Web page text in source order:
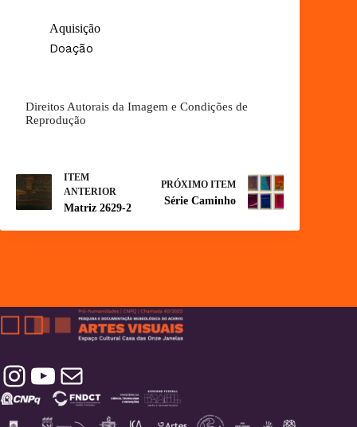
Aquisição
Doação
Direitos Autorais da Imagem e Condições de
Reprodução
ITEM
ANTERIOR
Matriz 2629-2
PRÓXIMO ITEM
Série Caminho
Instagram YouTube Contatos